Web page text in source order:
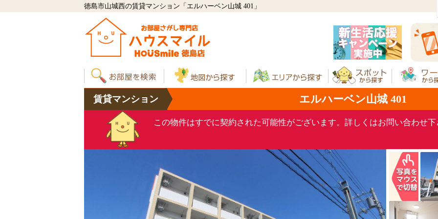
徳島市山城西の賃貸マンション「エルハーベン山城 401」
賃貸マンション エルハーベン山城 401
この物件はすでに契約された可能性がございます。詳しくはお問い合わせ